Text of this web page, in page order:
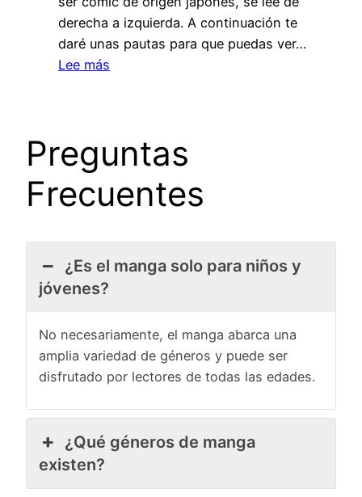
derecha a izquierda. A continuación te
daré unas pautas para que puedas ver…
Lee más
un
Manga?
Preguntas
Frecuentes
¿Es el manga solo para niños y
jóvenes?
No necesariamente, el manga abarca una
amplia variedad de géneros y puede ser
disfrutado por lectores de todas las edades.
¿Qué géneros de manga
existen?